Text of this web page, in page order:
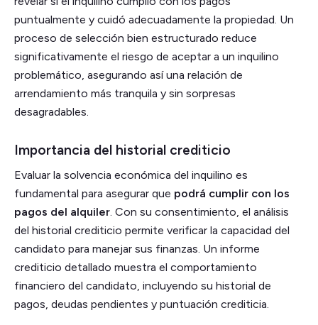
puntualmente y cuidó adecuadamente la propiedad. Un
proceso de selección bien estructurado reduce
significativamente el riesgo de aceptar a un inquilino
problemático, asegurando así una relación de
arrendamiento más tranquila y sin sorpresas
desagradables.
Importancia del historial crediticio
Evaluar la solvencia económica del inquilino es
fundamental para asegurar que podrá cumplir con los
pagos del alquiler . Con su consentimiento, el análisis
del historial crediticio permite verificar la capacidad del
candidato para manejar sus finanzas. Un informe
crediticio detallado muestra el comportamiento
financiero del candidato, incluyendo su historial de
pagos, deudas pendientes y puntuación crediticia.